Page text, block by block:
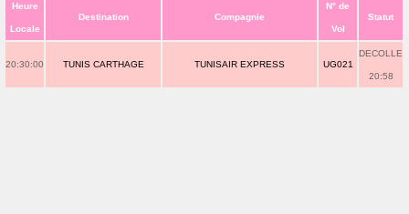
Heure
Locale
Destination Compagnie
N° de
Vol
Statut
20:30:00 TUNIS CARTHAGE TUNISAIR EXPRESS UG021
DECOLLE
20:58